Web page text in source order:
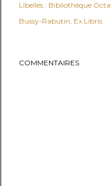
Libellés : Bibliothèque
Bussy-Rabutin Ex Libris
COMMENTAIRES